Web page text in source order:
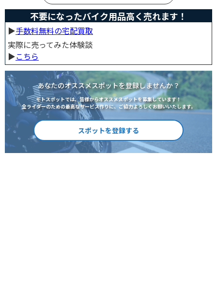
不要になったバイク用品高く売れます！
▶︎手数料無料の宅配買取
実際に売ってみた体験談
▶︎こちら
あなたのオススメスポットを登録しませんか？
モトスポットでは、皆様からオススメスポットを募集しています！
全ライダーのための最高なサービス作りに、ご協力よろしくお願いいたします。
スポットを登録する